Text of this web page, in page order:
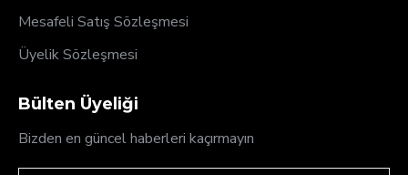
Mesafeli Satış Sözleşmesi
Üyelik Sözleşmesi
Bülten Üyeliği
Bizden en güncel haberleri kaçırmayın